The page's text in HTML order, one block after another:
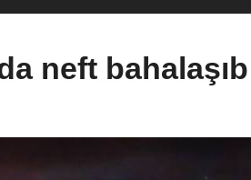
neft bahalaşıb